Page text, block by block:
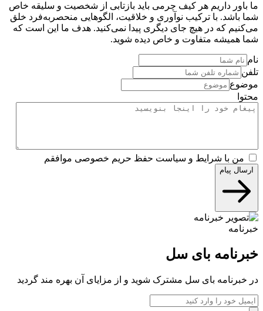
ما باور داریم هر کیف چرمی باید بازتابی از شخصیت و سلیقه خاص
شما باشد. با ترکیب نوآوری و خلاقیت، الگوهایی منحصربه‌فرد خلق
می‌کنیم که در هیچ جای دیگری پیدا نمی‌کنید. هدف ما این است که
شما همیشه متفاوت و خاص دیده شوید.
نام
تلفن
موضوع
محتوا
من با شرایط و سیاست حفظ حریم خصوصی موافقم
ارسال پیام
خبرنامه
خبرنامه بای سل
در خبرنامه بای سل مشترک شوید و از مزایای آن بهره مند گردید